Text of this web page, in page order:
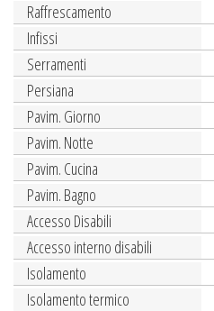
Raffrescamento
Infissi
Serramenti
Persiana
Pavim. Giorno
Pavim. Notte
Pavim. Cucina
Pavim. Bagno
Accesso Disabili
Accesso interno disabili
Isolamento
Isolamento termico